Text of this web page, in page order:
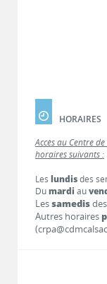
HORAIRES
Accès au Centre
horaires suivants :
Les lundisdes
Dumardi au
Lessamedis
Autres horaires